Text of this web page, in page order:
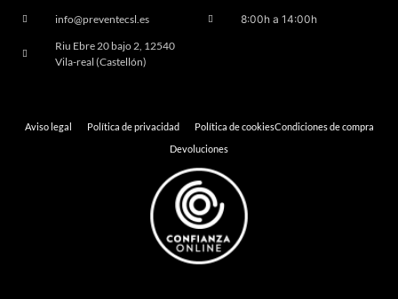
info@preventecsl.es
Riu Ebre 20 bajo 2, 12540
Vila-real (Castellón)
8:00h a 14:00h
Aviso legal Política de privacidad Política de cookiesCondiciones de compra
Devoluciones